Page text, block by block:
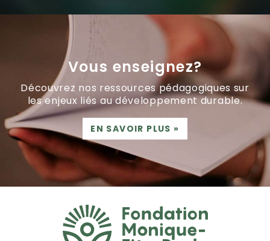
Vous enseignez?
Découvrez nos ressources pédagogiques sur
les enjeux liés au développement durable.
EN SAVOIR PLUS »